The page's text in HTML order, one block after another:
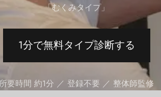
「むくみタイプ」
1分で無料タイプ診断する
所要時間 約1分 ／ 登録不要 ／ 整体師監修